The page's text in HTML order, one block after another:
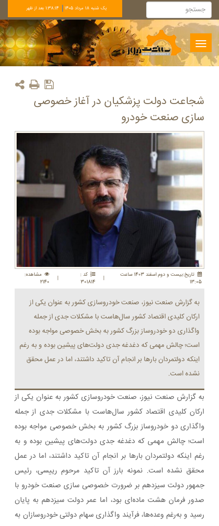
يک شنبه 18 مرداد 1405 1:38:14 بعد از ظهر
Toggle
navigation
شجاعت دولت پزشکیان در آغاز خصوصی
سازی صنعت خودرو
تاريخ:بيست و دوم اسفند 1403 ساعت
13:05
|
کد :
301814
|
مشاهده:
2140
به گزارش صنعت نیوز، صنعت خودروسازی کشور به عنوان یکی از
ارکان کلیدی اقتصاد کشور سال‌هاست با مشکلات جدی از جمله
واگذاری دو خودروساز بزرگ کشور به بخش خصوصی مواجه بوده
است؛ چالش مهمی که دغدغه جدی دولت‌های پیشین بوده و به رغم
اینکه دولتمردان بار‌ها بر انجام آن تاکید داشتند، اما در عمل محقق
نشده است.
به گزارش صنعت نیوز، صنعت خودروسازی کشور به عنوان یکی از
ارکان کلیدی اقتصاد کشور سال‌هاست با مشکلات جدی از جمله
واگذاری دو خودروساز بزرگ کشور به بخش خصوصی مواجه بوده
است؛ چالش مهمی که دغدغه جدی دولت‌های پیشین بوده و به
رغم اینکه دولتمردان بار‌ها بر انجام آن تاکید داشتند، اما در عمل
محقق نشده است. نمونه بارز آن تاکید مرحوم رییسی، رئیس
جمهور دولت سیزدهم بر ضرورت خصوصی سازی صنعت خودرو با
صدور فرمان هشت ماده‌ای بود، اما عمر دولت سیزدهم به پایان
رسید و به‌رغم وعده‌ها، فرآیند واگذاری سهام دولتی خودروسازان به